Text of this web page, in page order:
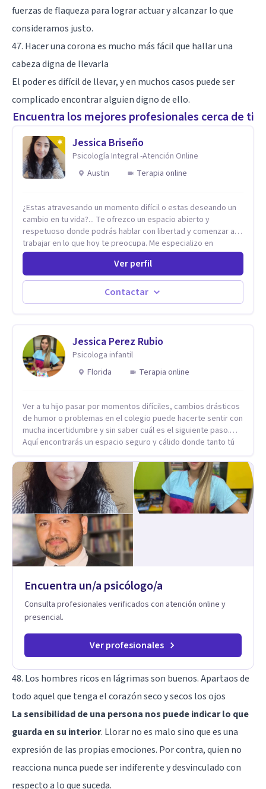
fuerzas de flaqueza para lograr actuar y alcanzar lo que
consideramos justo.
47. Hacer una corona es mucho más fácil que hallar una
cabeza digna de llevarla
El poder es difícil de llevar, y en muchos casos puede ser
complicado encontrar alguien digno de ello.
Encuentra los mejores profesionales cerca de ti
Jessica Briseño
Psicología Integral -Atención Online
Austin
Terapia online
¿Estas atravesando un momento difícil o estas deseando un
cambio en tu vida?... Te ofrezco un espacio abierto y
respetuoso donde podrás hablar con libertad y comenzar a
trabajar en lo que hoy te preocupa. Me especializo en
Trastornos de Ansiedad y a lo largo de mi experiencia
profesional he acompañado a muchas Familias y Parejas con
distintas problemáticas como el manejo del estrés,
Autoestima, Gestión de la Ira, Depresión, Retos en la Crianza,
Codependencia, Celos, entre otros. Cuento con más de 12
Adolescentes y Adultos
Ver perfil
Contactar
Jessica Perez Rubio
Psicologa infantil
Florida
Terapia online
Ver a tu hijo pasar por momentos difíciles, cambios drásticos
de humor o problemas en el colegio puede hacerte sentir con
mucha incertidumbre y sin saber cuál es el siguiente paso.
Aquí encontrarás un espacio seguro y cálido donde tanto tú
comprendidos y apoyados para recuperar la tranquilidad en
casa. Me especializo en guiar a familias a través de
herramientas prácticas y dinámicas adaptadas a la edad de
cada menor, dejando de lado las etiquetas y los tecnicismos.
Mi forma de trabajar se centra en entender las emociones
que hay detrás del comportamiento, ayudándoles a
desarrollar la confianza necesaria para superar sus retos y
fortaleciendo la comunicación entre ustedes. Acompaño a
niños y adolescentes que están lidiando con la ansiedad, la
padres que buscan orientación y pautas claras para educar
primer paso hacia una convivencia familiar más armoniosa,
agenda tu sesión y empecemos a trabajar juntos.
Encuentra un/a psicólogo/a
Consulta profesionales verificados con atención online y
presencial.
Ver profesionales
48. Los hombres ricos en lágrimas son buenos. Apartaos de
todo aquel que tenga el corazón seco y secos los ojos
La sensibilidad de una persona nos puede indicar lo que
guarda en su interior. Llorar no es malo sino que es una
expresión de las propias emociones. Por contra, quien no
reacciona nunca puede ser indiferente y desvinculado con
respecto a lo que suceda.